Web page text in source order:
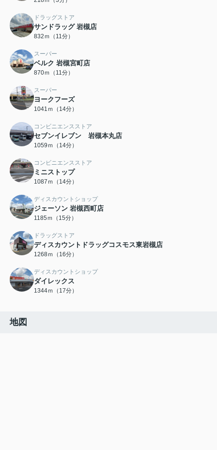
ドラッグストア
サンドラッグ 岩槻店
832ｍ（11分）
スーパー
ベルク 岩槻宮町店
870ｍ（11分）
スーパー
ヨークフーズ
1041ｍ（14分）
コンビニエンスストア
セブンイレブン 岩槻本丸店
1059ｍ（14分）
コンビニエンスストア
ミニストップ
1087ｍ（14分）
ディスカウントショップ
ジェーソン 岩槻西町店
1185ｍ（15分）
ドラッグストア
ディスカウントドラッグコスモス東岩槻店
1268ｍ（16分）
ディスカウントショップ
ダイレックス
1344ｍ（17分）
地図